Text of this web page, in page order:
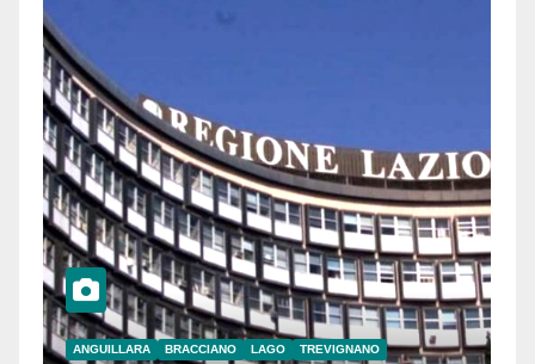
ANGUILLARA BRACCIANO LAGO TREVIGNANO